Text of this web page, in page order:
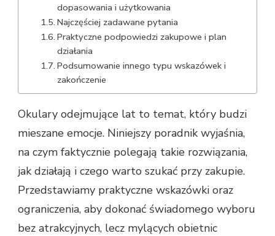
dopasowania i użytkowania
Najczęściej zadawane pytania
Praktyczne podpowiedzi zakupowe i plan
działania
Podsumowanie innego typu wskazówek i
zakończenie
Okulary odejmujące lat to temat, który budzi
mieszane emocje. Niniejszy poradnik wyjaśnia,
na czym faktycznie polegają takie rozwiązania,
jak działają i czego warto szukać przy zakupie.
Przedstawiamy praktyczne wskazówki oraz
ograniczenia, aby dokonać świadomego wyboru
bez atrakcyjnych, lecz mylących obietnic